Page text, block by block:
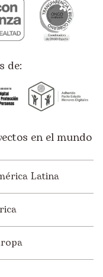
de:
en el mundo
Latina